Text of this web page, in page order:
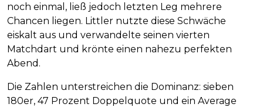
noch einmal, ließ jedoch letzten Leg mehrere
Chancen liegen. Littler nutzte diese Schwäche
eiskalt aus und verwandelte seinen vierten
Matchdart und krönte einen nahezu perfekten
Abend.
Die Zahlen unterstreichen die Dominanz: sieben
180er, 47 Prozent Doppelquote und ein Average